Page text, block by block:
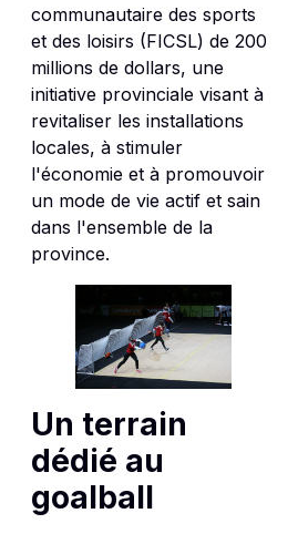
communautaire des sports
et des loisirs (FICSL) de 200
millions de dollars, une
initiative provinciale visant à
revitaliser les installations
locales, à stimuler
l'économie et à promouvoir
un mode de vie actif et sain
dans l'ensemble de la
province.
Un terrain
dédié au
goalball